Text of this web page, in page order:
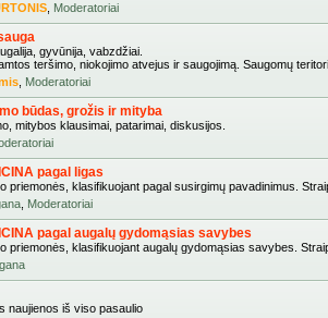
Moderatoriai
gyvūnija, vabzdžiai.
teršimo, niokojimo atvejus ir saugojimą. Saugomų
Moderatoriai
būdas, grožis ir mityba
mitybos klausimai, patarimai, diskusijos.
pagal ligas
priemonės, klasifikuojant pagal susirgimų pavadinimus.
Moderatoriai
pagal augalų gydomąsias savybes
priemonės, klasifikuojant augalų gydomąsias savybes.
naujienos iš viso pasaulio